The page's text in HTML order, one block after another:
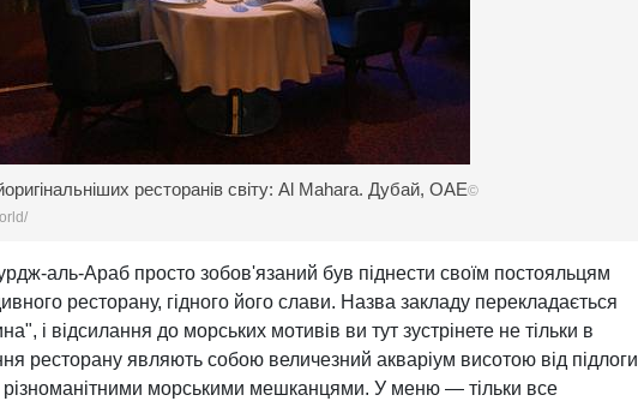
ресторанів світу: Al Mahara. Дубай, ОАЕ©
аль-Араб просто зобов'язаний був піднести своїм постояльцям
ресторану, гідного його слави. Назва закладу перекладається
і відсилання до морських мотивів ви тут зустрінете не тільки в
ресторану являють собою величезний акваріум висотою від підлоги
різноманітними морськими мешканцями. У меню — тільки все